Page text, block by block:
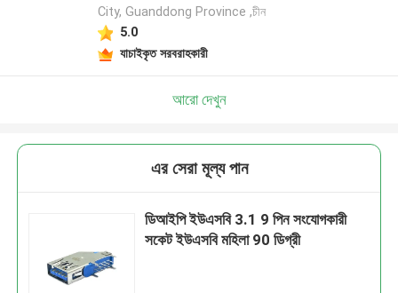
City, Guanddong Province ,চীন
5.0
যাচাইকৃত সরবরাহকারী
আরো দেখুন
এর সেরা মূল্য পান
ডিআইপি ইউএসবি 3.1 9 পিন সংযোগকারী
সকেট ইউএসবি মহিলা 90 ডিগ্রী